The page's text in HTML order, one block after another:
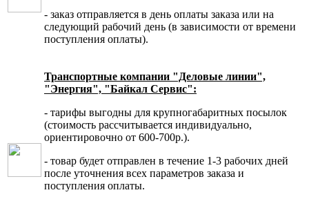
- заказ отправляется в день оплаты заказа или на
следующий рабочий день (в зависимости от времени
поступления оплаты).
Транспортные компании "Деловые линии",
"Энергия", "Байкал Сервис":
- тарифы выгодны для крупногабаритных посылок
(стоимость рассчитывается индивидуально,
ориентировочно от 600-700р.).
- товар будет отправлен в течение 1-3 рабочих дней
после уточнения всех параметров заказа и
поступления оплаты.